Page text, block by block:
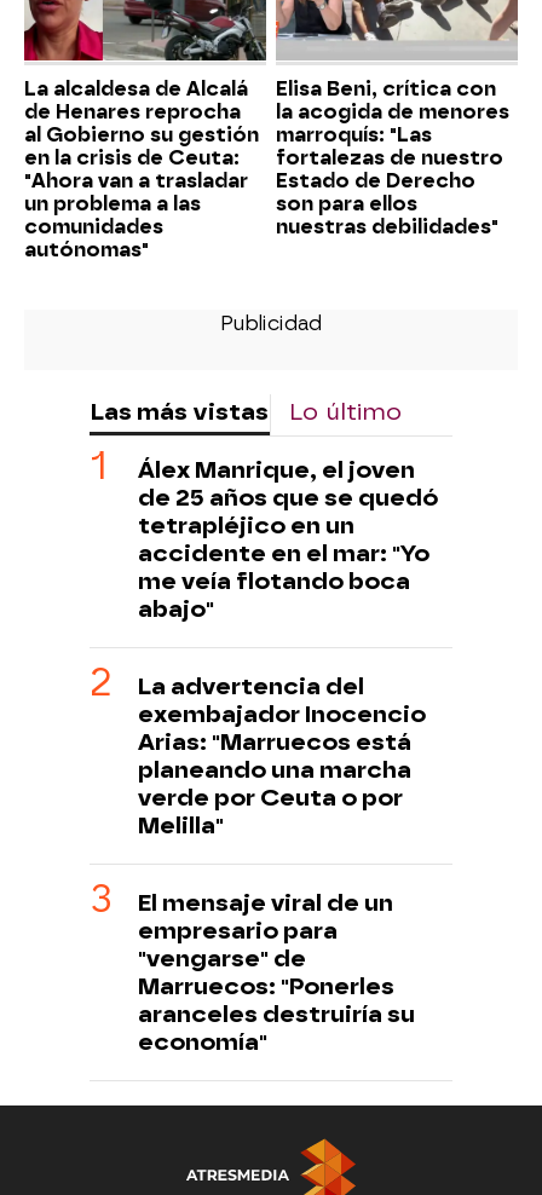
La alcaldesa de Alcalá
de Henares reprocha
al Gobierno su gestión
en la crisis de Ceuta:
"Ahora van a trasladar
un problema a las
comunidades
autónomas"
Elisa Beni, crítica con
la acogida de menores
marroquís: "Las
fortalezas de nuestro
Estado de Derecho
son para ellos
nuestras debilidades"
Las más vistas Lo último
Álex Manrique, el joven
de 25 años que se quedó
tetrapléjico en un
accidente en el mar: "Yo
me veía flotando boca
abajo"
La advertencia del
exembajador Inocencio
Arias: "Marruecos está
planeando una marcha
verde por Ceuta o por
Melilla"
El mensaje viral de un
empresario para
"vengarse" de
Marruecos: "Ponerles
aranceles destruiría su
economía"